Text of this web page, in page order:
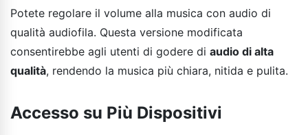
Potete regolare il volume alla musica con audio di
qualità audiofila. Questa versione modificata
consentirebbe agli utenti di godere di audio di alta
qualità, rendendo la musica più chiara, nitida e pulita.
Accesso su Più Dispositivi